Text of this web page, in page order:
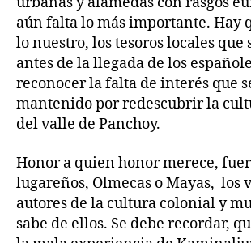
aún falta lo más importante. Hay
lo nuestro, los tesoros locales que
antes de la llegada de los
reconocer la falta de interés que
mantenido por redescubrir la
del valle de Panchoy.
Honor a quien honor merece,
lugareños, Olmecas o Mayas, los
autores de la cultura colonial y
sabe de ellos. Se debe recordar,